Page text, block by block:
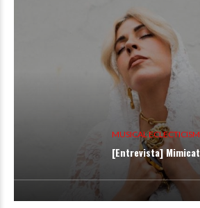
MUSICAL ECLECTICISM
[Entrevista] Mimicat